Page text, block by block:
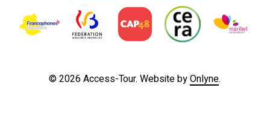
©2026Access-Tour. Website byOnlyne.